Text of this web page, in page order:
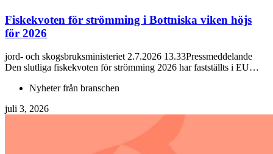
Fiskekvoten för strömming i Bottniska viken höjs
för 2026
jord- och skogsbruksministeriet 2.7.2026 13.33Pressmeddelande
Den slutliga fiskekvoten för strömming 2026 har fastställts i EU…
Nyheter från branschen
juli 3, 2026